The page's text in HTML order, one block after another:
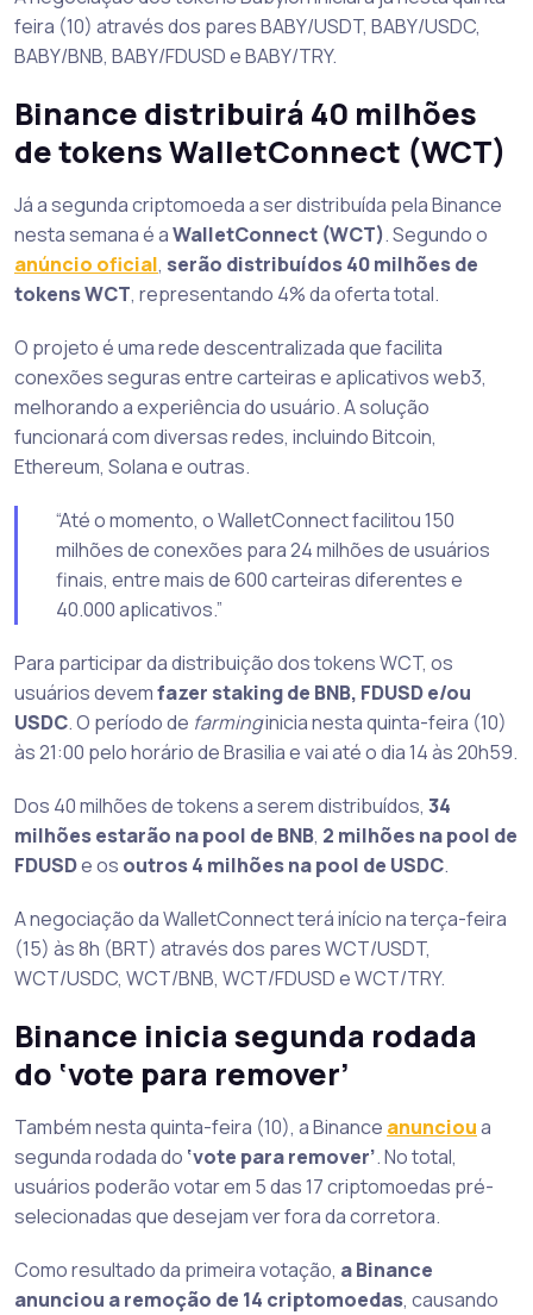
feira (10) através dos pares BABY/USDT, BABY/USDC,
BABY/BNB, BABY/FDUSD e BABY/TRY.
Binance distribuirá 40 milhões
de tokens WalletConnect (WCT)
Já a segunda criptomoeda a ser distribuída pela Binance
nesta semana é aWalletConnect (WCT). Segundo o
anúncio oficial, serão distribuídos 40 milhões de
tokens WCT, representando 4% da oferta total.
O projeto é uma rede descentralizada que facilita
conexões seguras entre carteiras e aplicativos web3,
melhorando a experiência do usuário. A solução
funcionará com diversas redes, incluindo Bitcoin,
Ethereum, Solana e outras.
“Até o momento, o WalletConnect facilitou 150
milhões de conexões para 24 milhões de usuários
finais, entre mais de 600 carteiras diferentes e
40.000 aplicativos.”
Para participar da distribuição dos tokens WCT, os
usuários devemfazer staking de BNB, FDUSD e/ou
USDC. O período de farminginicia nesta quinta-feira (10)
às 21:00 pelo horário de Brasilia e vai até o dia 14 às 20h59.
Dos 40 milhões de tokens a serem distribuídos, 34
milhões estarão na pool de BNB, 2 milhões na pool de
FDUSDe os outros 4 milhões na pool de USDC.
A negociação da WalletConnect terá início na terça-feira
(15) às 8h (BRT) através dos pares WCT/USDT,
WCT/USDC, WCT/BNB, WCT/FDUSD e WCT/TRY.
Binance inicia segunda rodada
do ‘vote para remover’
Também nesta quinta-feira (10), a Binance anuncioua
segunda rodada do ‘vote para remover’. No total,
usuários poderão votar em 5 das 17 criptomoedas pré-
selecionadas que desejam ver fora da corretora.
Como resultado da primeira votação, a Binance
anunciou a remoção de 14 criptomoedas, causando